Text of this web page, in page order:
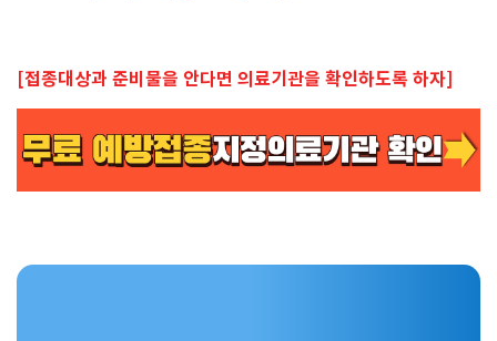
[접종대상과 준비물을 안다면 의료기관을 확인하도록 하자]